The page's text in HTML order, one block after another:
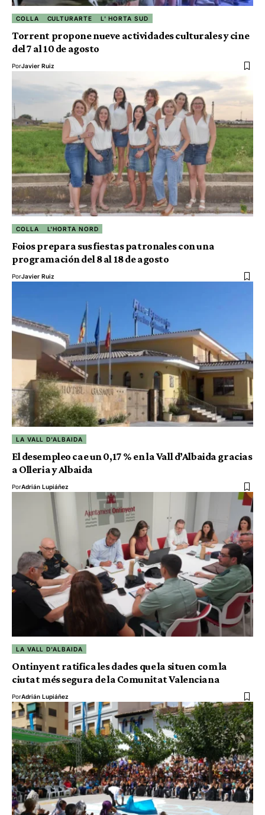
COLLA CULTURARTE L' HORTA SUD
Torrent propone nueve actividades culturales y cine
del 7 al 10 de agosto
PorJavier Ruiz
COLLA L'HORTA NORD
Foios prepara sus fiestas patronales con una
programación del 8 al 18 de agosto
PorJavier Ruiz
LA VALL D'ALBAIDA
El desempleo cae un 0,17 % en la Vall d’Albaida gracias
a Olleria y Albaida
PorAdrián Lupiáñez
LA VALL D'ALBAIDA
Ontinyent ratifica les dades que la situen com la
ciutat més segura de la Comunitat Valenciana
PorAdrián Lupiáñez